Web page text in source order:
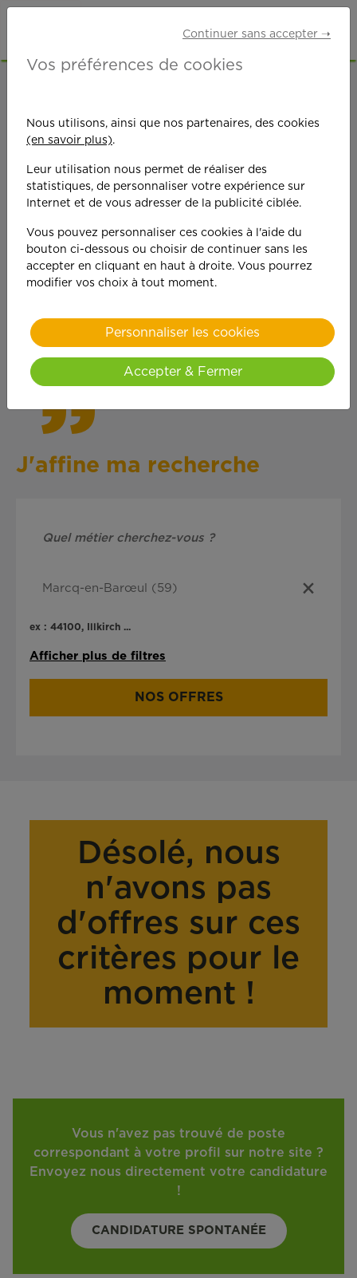
On est toujours plus
performant
quand on y met du
cœur !
J'affine ma recherche
ex : 44100, Illkirch ...
Afficher plus de filtres
NOS OFFRES
Désolé, nous
n'avons pas
d'offres sur ces
critères pour le
moment !
Vous n'avez pas trouvé de poste
correspondant à votre profil sur notre site ?
Envoyez nous directement votre candidature
!
CANDIDATURE SPONTANÉE
Continuer sans accepter ➝
Vos préférences de cookies
Nous utilisons, ainsi que nos partenaires, des cookies
(en savoir plus).
Leur utilisation nous permet de réaliser des
statistiques, de personnaliser votre expérience sur
Internet et de vous adresser de la publicité ciblée.
Vous pouvez personnaliser ces cookies à l'aide du
bouton ci-dessous ou choisir de continuer sans les
accepter en cliquant en haut à droite. Vous pourrez
modifier vos choix à tout moment.
Personnaliser les cookies
Accepter & Fermer